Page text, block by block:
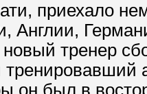
приехало
Англии,
тренер
он был в